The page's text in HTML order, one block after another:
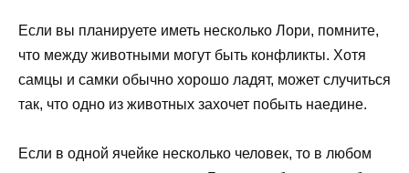
Если вы планируете иметь несколько Лори, помните,
что между животными могут быть конфликты. Хотя
самцы и самки обычно хорошо ладят, может случиться
так, что одно из животных захочет побыть наедине.
Если в одной ячейке несколько человек, то в любом